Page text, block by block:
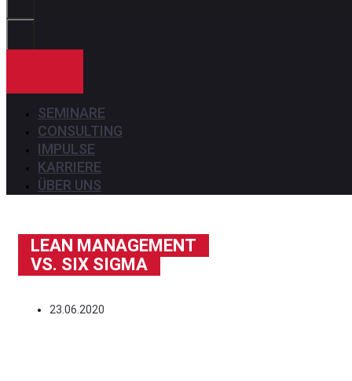
SEMINARE
CONSULTING
IMPULSE
KARRIERE
ÜBER UNS
LEAN MANAGEMENT
VS. SIX SIGMA
23.06.2020